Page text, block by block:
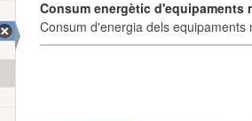
Consum energètic d'equipaments
Consum d'energia dels equipaments